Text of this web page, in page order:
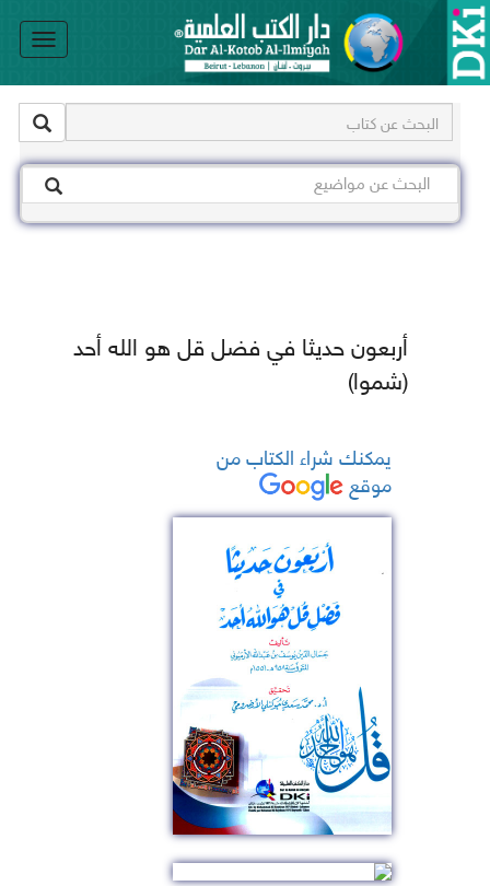
أربعون حديثا في فضل قل هو الله أحد
(شموا)
يمكنك شراء الكتاب من
موقع